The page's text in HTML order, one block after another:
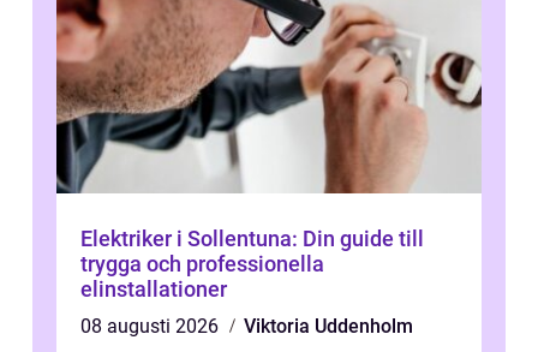
Elektriker i Sollentuna: Din guide till
trygga och professionella
elinstallationer
08 augusti 2026
Viktoria Uddenholm